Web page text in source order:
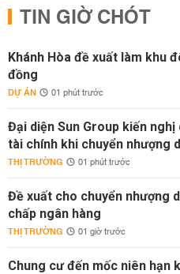
TIN GIỜ CHÓT
Khánh Hòa đề xuất làm khu
đồng
DỰ ÁN 01 phút trước
Đại diện Sun Group kiến
tài chính khi chuyển nhượng
THỊ TRƯỜNG 01 phút trước
Đề xuất cho chuyển nhượng
chấp ngân hàng
THỊ TRƯỜNG 01 giờ trước
Chung cư đến mốc niên hạn